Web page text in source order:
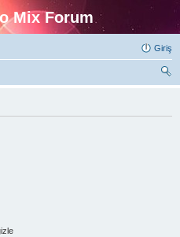
Mix Forum
Giriş